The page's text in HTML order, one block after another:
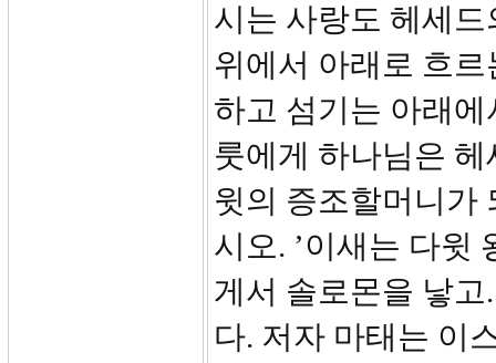
시는 사랑도 헤세
위에서 아래로 흐
하고 섬기는 아래
룻에게 하나님은
윗의 증조할머니가
시오. ’이새는 다윗
게서 솔로몬을 낳
다. 저자 마태는 이